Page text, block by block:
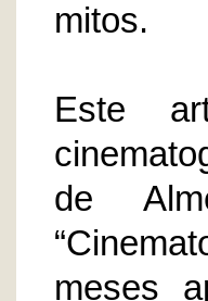
mitos.
Este
de
meses